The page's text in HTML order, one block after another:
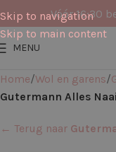
Skip to navigation
Skip to main content
Vóór 16:30
MENU
Home Wol en garens
Gutermann Alles
← Terug naar